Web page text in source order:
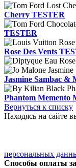
Cherry TESTER
TESTER
Rose Des Vents
Jasmine Sambac &
Phantom Memento
Вернуться к списку
Находясь на сайте
персональных
Способы оплаты